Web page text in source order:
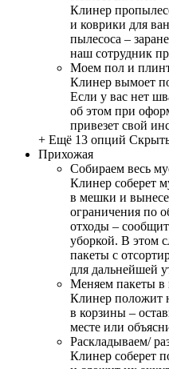
Клинер
и коврики для
пылесоса –
наш сотрудник
Моем пол и
Клинер вымоет
Если у вас нет
об этом при
привезет свой
+ Ещё 13 опций
Прихожая
Собираем весь
Клинер соберет
в мешки и
ограничения по
отходы –
уборкой. В этом
пакеты с
для дальнейшей
Меняем пакеты в
Клинер положит
в корзины –
месте или
Раскладываем/
Клинер соберет